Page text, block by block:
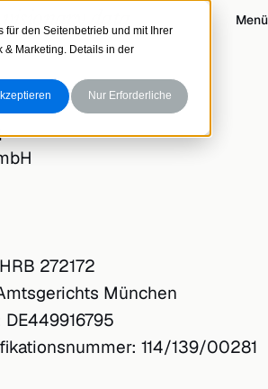
für den Seitenbetrieb und mit Ihrer
& Marketing. Details in der
Nur Erforderliche
Menü
272172
München
114/139/00281